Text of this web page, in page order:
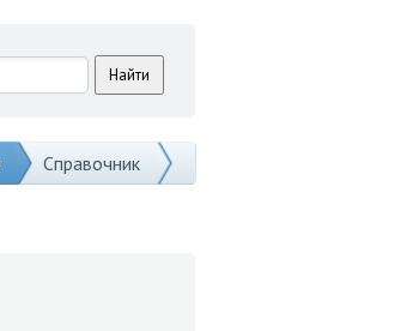
Справочник